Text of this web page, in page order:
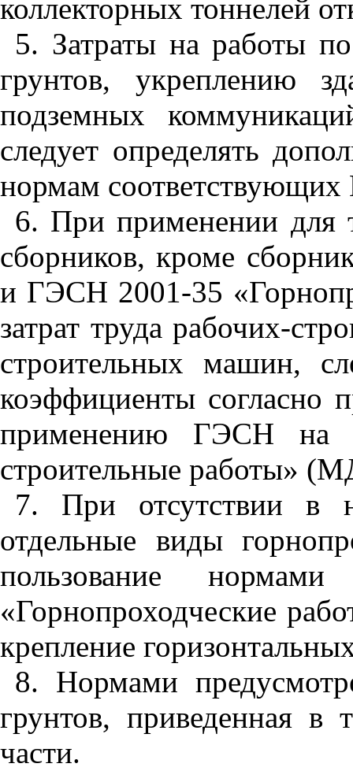
коллекторных тоннелей
5. Затраты на работы
грунтов, укреплению
подземных
следует определять
нормам
6. При применении для
сборников, кроме
и ГЭСН 2001-35
затрат труда рабочих-
строительных машин,
коэффициенты согласно
применению ГЭСН на
строительные работы»
7. При отсутствии в
отдельные виды
пользование
«Горнопроходческие
крепление
8. Нормами
грунтов, приведенная в
части.